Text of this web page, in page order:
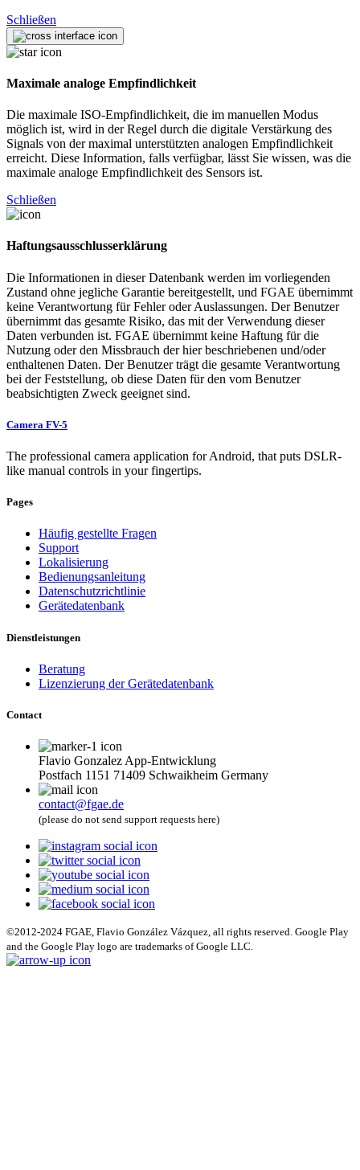
Schließen
Maximale analoge Empfindlichkeit
Die maximale ISO-Empfindlichkeit, die im manuellen Modus
möglich ist, wird in der Regel durch die digitale Verstärkung des
Signals von der maximal unterstützten analogen Empfindlichkeit
erreicht. Diese Information, falls verfügbar, lässt Sie wissen, was die
maximale analoge Empfindlichkeit des Sensors ist.
Schließen
Haftungsausschlusserklärung
Die Informationen in dieser Datenbank werden im vorliegenden
Zustand ohne jegliche Garantie bereitgestellt, und FGAE übernimmt
keine Verantwortung für Fehler oder Auslassungen. Der Benutzer
übernimmt das gesamte Risiko, das mit der Verwendung dieser
Daten verbunden ist. FGAE übernimmt keine Haftung für die
Nutzung oder den Missbrauch der hier beschriebenen und/oder
enthaltenen Daten. Der Benutzer trägt die gesamte Verantwortung
bei der Feststellung, ob diese Daten für den vom Benutzer
beabsichtigten Zweck geeignet sind.
Camera FV-5
The professional camera application for Android, that puts DSLR-
like manual controls in your fingertips.
Pages
Häufig gestellte Fragen
Support
Lokalisierung
Bedienungsanleitung
Datenschutzrichtlinie
Gerätedatenbank
Dienstleistungen
Beratung
Lizenzierung der Gerätedatenbank
Contact
Flavio Gonzalez App-Entwicklung
Postfach 1151 71409 Schwaikheim Germany
contact@fgae.de
(please do not send support requests here)
©2012-2024 FGAE, Flavio González Vázquez, all rights reserved. Google Play
and the Google Play logo are trademarks of Google LLC.